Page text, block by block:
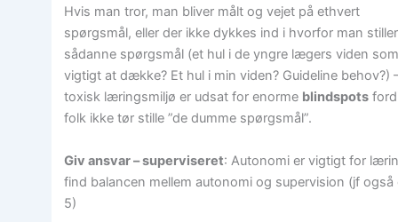
Hvis man tror, man bliver målt og vejet på ethvert
spørgsmål, eller der ikke dykkes ind i hvorfor man stiller
sådanne spørgsmål (et hul i de yngre lægers viden
vigtigt at dække? Et hul i min viden? Guideline behov?)
toxisk læringsmiljø er udsat for enorme blindspots
folk ikke tør stille ”de dumme spørgsmål”.
Giv ansvar – superviseret: Autonomi er vigtigt for
find balancen mellem autonomi og supervision (jf også
5)